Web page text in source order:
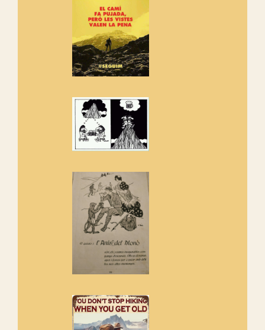
adhereix-te al manifest!
Rebem un diploma dels
Amics de Sant Aniol d'Aguja
Els Centpeus estem implicats
de l'entorn de Sant Aniol